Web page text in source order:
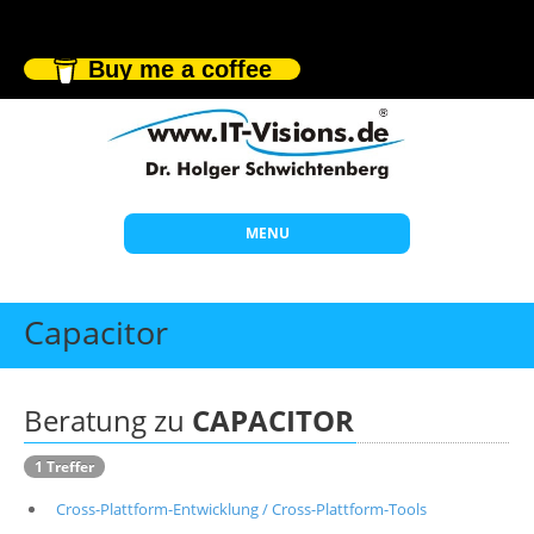
Buy me a coffee
MENU
Start
Themen
Individuelle Schulungen
Wissen
Capacitor
Beratung zu CAPACITOR
1 Treffer
Cross-Plattform-Entwicklung / Cross-Plattform-Tools